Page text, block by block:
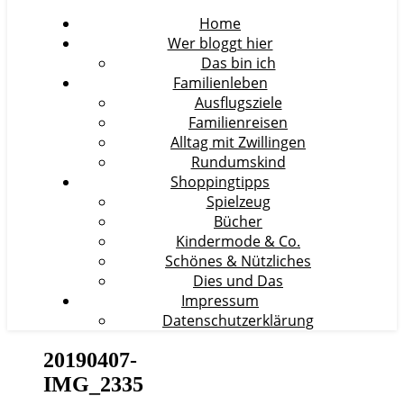
Home
Wer bloggt hier
Das bin ich
Familienleben
Ausflugsziele
Familienreisen
Alltag mit Zwillingen
Rundumskind
Shoppingtipps
Spielzeug
Bücher
Kindermode & Co.
Schönes & Nützliches
Dies und Das
Impressum
Datenschutzerklärung
20190407-
IMG_2335